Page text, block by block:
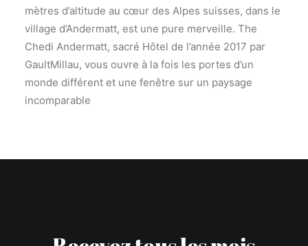
mètres d’altitude au cœur des Alpes suisses, dans le
village d’Andermatt, est une pure merveille. The
Chedi Andermatt, sacré Hôtel de l’année 2017 par
GaultMillau, vous ouvre à la fois les portes d’un
monde différent et une fenêtre sur un paysage
incomparable